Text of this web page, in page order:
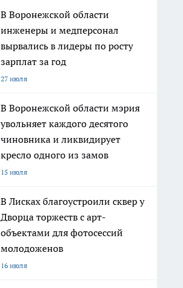
В Воронежской области
инженеры и медперсонал
вырвались в лидеры по росту
зарплат за год
27 июля
В Воронежской области мэрия
увольняет каждого десятого
чиновника и ликвидирует
кресло одного из замов
15 июля
В Лисках благоустроили сквер у
Дворца торжеств с арт-
объектами для фотосессий
молодоженов
16 июля